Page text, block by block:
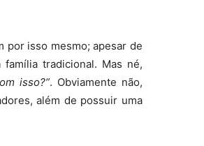
por isso mesmo; apesar de
tradicional. Mas né,
isso?”. Obviamente não,
além de possuir uma